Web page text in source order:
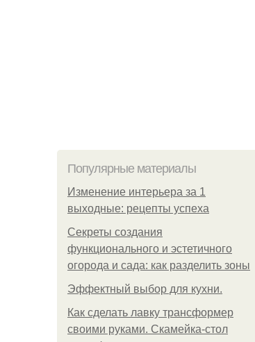
Популярные материалы
Изменение интерьера за 1
выходные: рецепты успеха
Секреты создания
функционального и эстетичного
огорода и сада: как разделить зоны
Эффектный выбор для кухни.
Как сделать лавку трансформер
своими руками. Скамейка-стол